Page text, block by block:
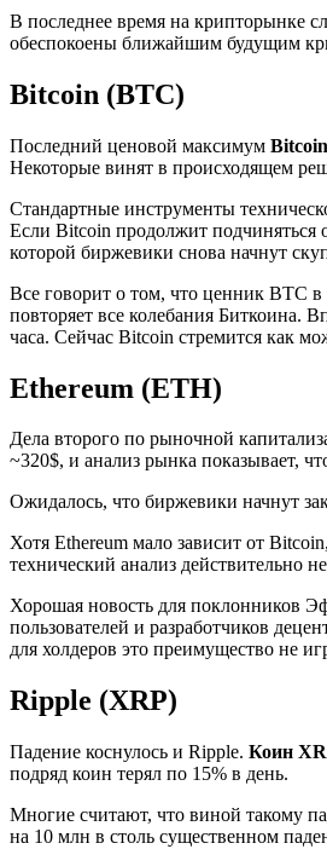
В последнее время на крипторынке
обеспокоены ближайшим будущим
Bitcoin (BTC)
Последний ценовой максимум Bitcoin
Некоторые винят в происходящем
Стандартные инструменты
Если Bitcoin продолжит подчиняться
которой биржевики снова начнут
Все говорит о том, что ценник BTC в
повторяет все колебания Биткоина.
часа. Сейчас Bitcoin стремится как
Ethereum (ETH)
Дела второго по рыночной
~320$, и анализ рынка показывает,
Ожидалось, что биржевики начнут
Хотя Ethereum мало зависит от
технический анализ действительно
Хорошая новость для поклонников
пользователей и разработчиков
для холдеров это преимущество не
Ripple (XRP)
Падение коснулось и Ripple. Коин
подряд коин терял по 15% в день.
Многие считают, что виной такому
на 10 млн в столь существенном